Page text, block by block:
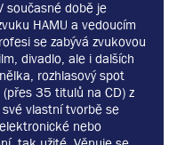
současné době je
HAMU a vedoucím
se zabývá zvukovou
divadlo, ale i dalších
rozhlasový spot
35 titulů na CD) z
vlastní tvorbě se
nebo